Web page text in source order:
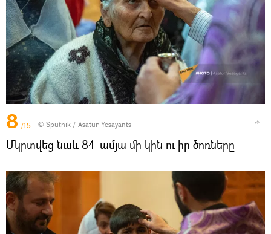
8 /15 © Sputnik / Asatur Yesayants
Մկրտվեց նաև 84–ամյա մի կին ու իր ծոռները